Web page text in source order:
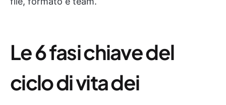
Le 6 fasi chiave del
ciclo di vita dei